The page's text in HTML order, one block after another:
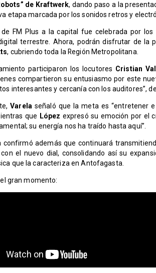
de Kraftwerk, dando paso a la
etapa marcada por los sonidos retros y
de FM Plus a la capital fue celebrada por
terrestre. Ahora, podrán disfrutar de la
, cubriendo toda la Región Metropolitana.
participaron los locutores Cristian
compartieron su entusiasmo por este
interesantes y cercanía con los auditores”,
Varela señaló que la meta es “entretener
que López expresó su emoción por el
su energía nos ha traído hasta aquí”.
confirmó además que continuará
con el nuevo dial, consolidando así su
que la caracteriza en Antofagasta.
gran momento: